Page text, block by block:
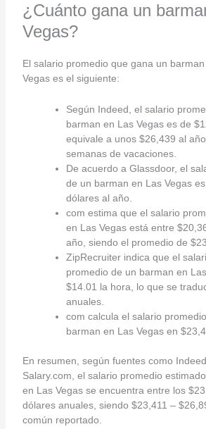
¿Cuánto gana un
Vegas?
El salario promedio que gana un
Vegas es el siguiente:
Según Indeed, el salario
barman en Las Vegas es de
equivale a unos $26,439 al
semanas de vacaciones.
De acuerdo a Glassdoor, el
de un barman en Las Vegas
dólares al año.
com estima que el salario
en Las Vegas está entre
año, siendo el promedio de
ZipRecruiter indica que el
promedio de un barman en
$14.01 la hora, lo que se
anuales.
com calcula el salario
barman en Las Vegas en
En resumen, según fuentes como
Salary.com, el salario promedio
en Las Vegas se encuentra entre los
dólares anuales, siendo $23,411 –
común reportado.